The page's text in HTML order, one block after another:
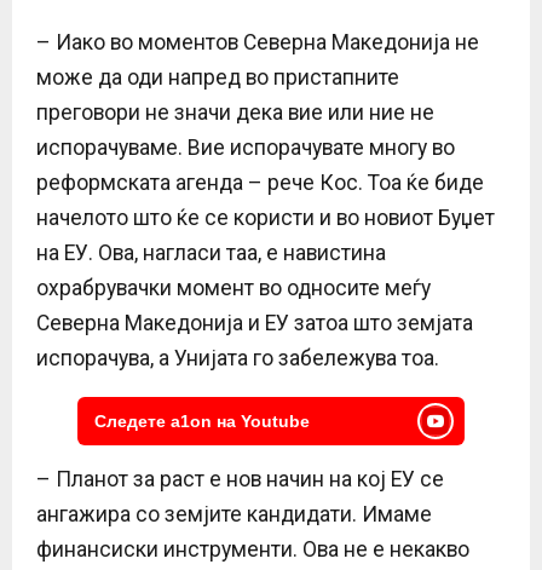
– Иако во моментов Северна Македонија не
може да оди напред во пристапните
преговори не значи дека вие или ние не
испорачуваме. Вие испорачувате многу во
реформската агенда – рече Кос. Тоа ќе биде
начелото што ќе се користи и во новиот Буџет
на ЕУ. Ова, нагласи таа, е навистина
охрабрувачки момент во односите меѓу
Северна Македонија и ЕУ затоа што земјата
испорачува, а Унијата го забележува тоа.
Следете a1on на Youtube
– Планот за раст е нов начин на кој ЕУ се
ангажира со земјите кандидати. Имаме
финансиски инструменти. Ова не е некакво